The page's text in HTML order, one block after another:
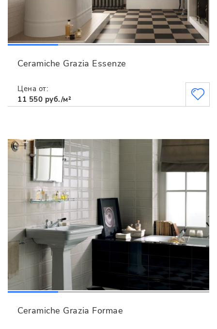
Ceramiche Grazia Essenze
Цена от:
11 550 руб./м²
Ceramiche Grazia Formae